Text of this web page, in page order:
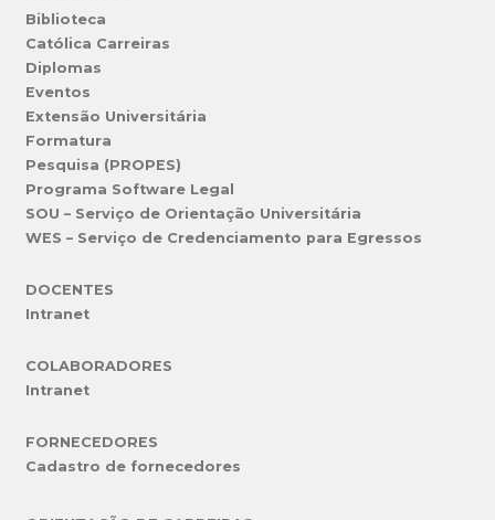
Biblioteca
Católica Carreiras
Diplomas
Eventos
Extensão Universitária
Formatura
Pesquisa (PROPES)
Programa Software Legal
SOU – Serviço de Orientação Universitária
WES – Serviço de Credenciamento para Egressos
DOCENTES
Intranet
COLABORADORES
Intranet
FORNECEDORES
Cadastro de fornecedores